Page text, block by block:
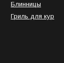
Блинницы
Гриль для кур